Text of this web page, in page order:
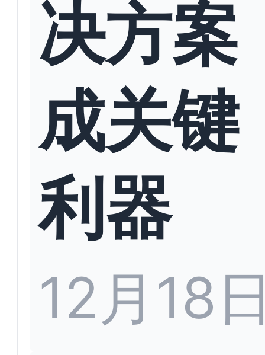
决方案
成关键
利器
12月18